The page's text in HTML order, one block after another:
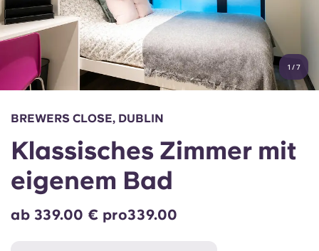
Konto Sprache
English (GB)
Chinese
Español
Wähle ein Land aus
Jetzt buchen
Italian French
Portuguese
1 /7
BREWERS CLOSE, DUBLIN
Klassisches Zimmer mit
eigenem Bad
ab 339.00 € pro339.00